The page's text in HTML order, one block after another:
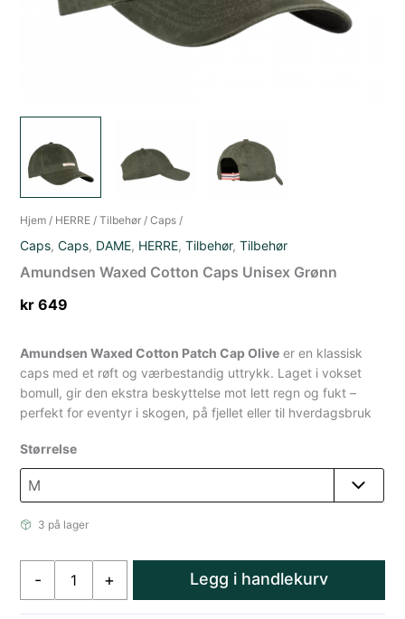
Hjem / HERRE /Tilbehør /Caps /
Caps,Caps, DAME, HERRE,Tilbehør,Tilbehør
Amundsen Waxed Cotton Caps Unisex Grønn
kr 649
Amundsen Waxed Cotton Patch Cap Olive er en klassisk
caps med et røft og værbestandig uttrykk. Laget i vokset
bomull, gir den ekstra beskyttelse mot lett regn og fukt –
perfekt for eventyr i skogen, på fjellet eller til hverdagsbruk
Størrelse
3 på lager
- + Legg i handlekurv